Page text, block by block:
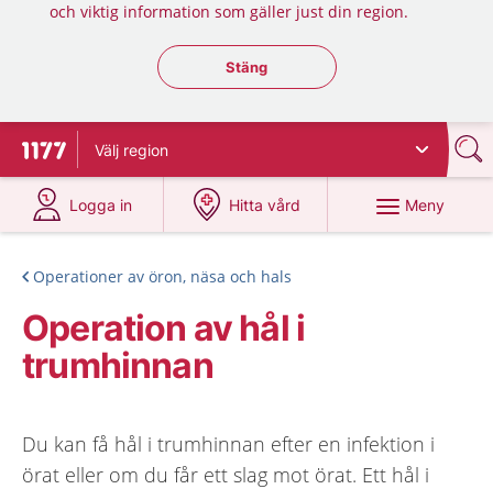
och viktig information som gäller just din region.
Stäng regionsväljaren
Stäng
Till startsidan för 1177
Välj region
Logga in
på 1177.se
Hitta vård
på 1177.se
Meny
Operationer av öron, näsa och hals
Operation av hål i
trumhinnan
Du kan få hål i trumhinnan efter en infektion i
örat eller om du får ett slag mot örat. Ett hål i